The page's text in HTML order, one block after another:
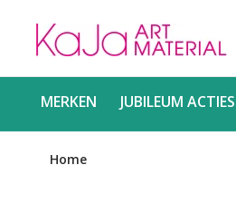
MERKEN JUBILEUM ACTIES
Home